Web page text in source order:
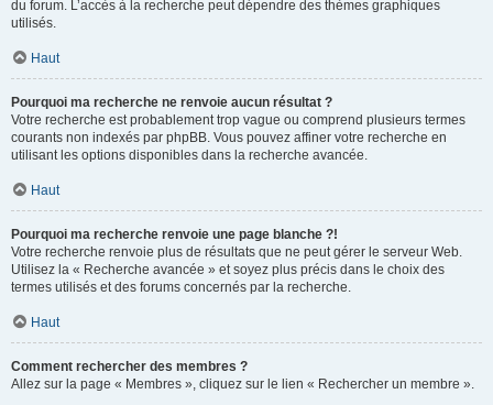
du forum. L’accès à la recherche peut dépendre des thèmes graphiques
utilisés.
Haut
Pourquoi ma recherche ne renvoie aucun résultat ?
Votre recherche est probablement trop vague ou comprend plusieurs termes
courants non indexés par phpBB. Vous pouvez affiner votre recherche en
utilisant les options disponibles dans la recherche avancée.
Haut
Pourquoi ma recherche renvoie une page blanche ?!
Votre recherche renvoie plus de résultats que ne peut gérer le serveur Web.
Utilisez la « Recherche avancée » et soyez plus précis dans le choix des
termes utilisés et des forums concernés par la recherche.
Haut
Comment rechercher des membres ?
Allez sur la page « Membres », cliquez sur le lien « Rechercher un membre ».